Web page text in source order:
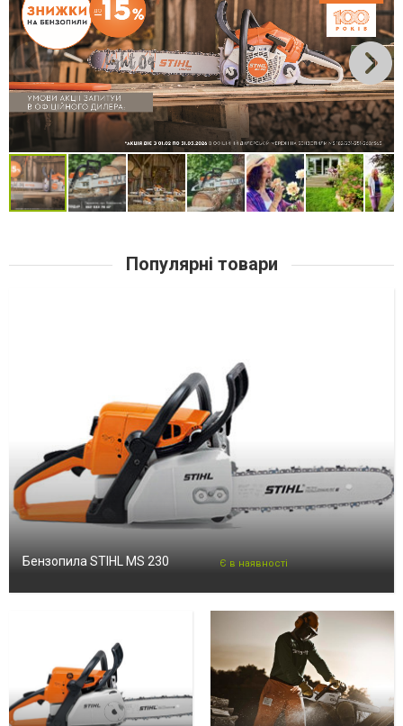
Популярні товари
Бензопила STIHL MS 230 Є в наявності